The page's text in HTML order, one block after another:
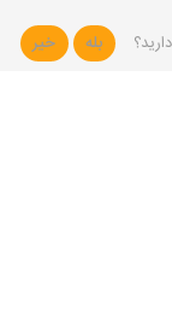
بله خیر